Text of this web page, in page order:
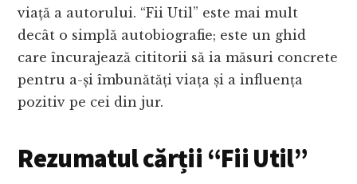
viață a autorului. “Fii Util” este mai mult
decât o simplă autobiografie; este un ghid
care încurajează cititorii să ia măsuri concrete
pentru a-și îmbunătăți viața și a influența
pozitiv pe cei din jur.
Rezumatul cărții “Fii Util”